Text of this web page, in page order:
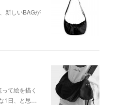
新しいBAGが
て絵を描く
1日、と思…